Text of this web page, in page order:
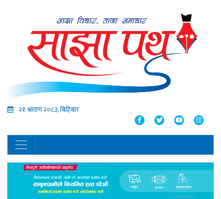
२१ श्रावण २०८३, बिहिबार